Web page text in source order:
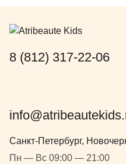
8 (812) 317-22-06
Санкт-Петербург,
Пн — Вс 09:00 — 21:00